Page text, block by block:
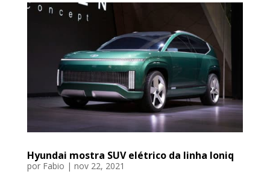
Hyundai mostra SUV elétrico da linha Ioniq
por Fabio | nov 22, 2021